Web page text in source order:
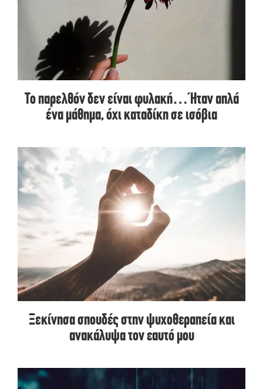
Το παρελθόν δεν είναι φυλακή… Ήταν απλά
ένα μάθημα, όχι καταδίκη σε ισόβια
Ξεκίνησα σπουδές στην ψυχοθεραπεία και
ανακάλυψα τον εαυτό μου